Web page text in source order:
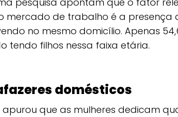
mercado de trabalho é a presença
no mesmo domicílio. Apenas
tendo filhos nessa faixa etária.
domésticos
que as mulheres dedicam